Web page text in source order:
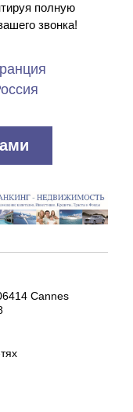
полную
звонка!
Cannes